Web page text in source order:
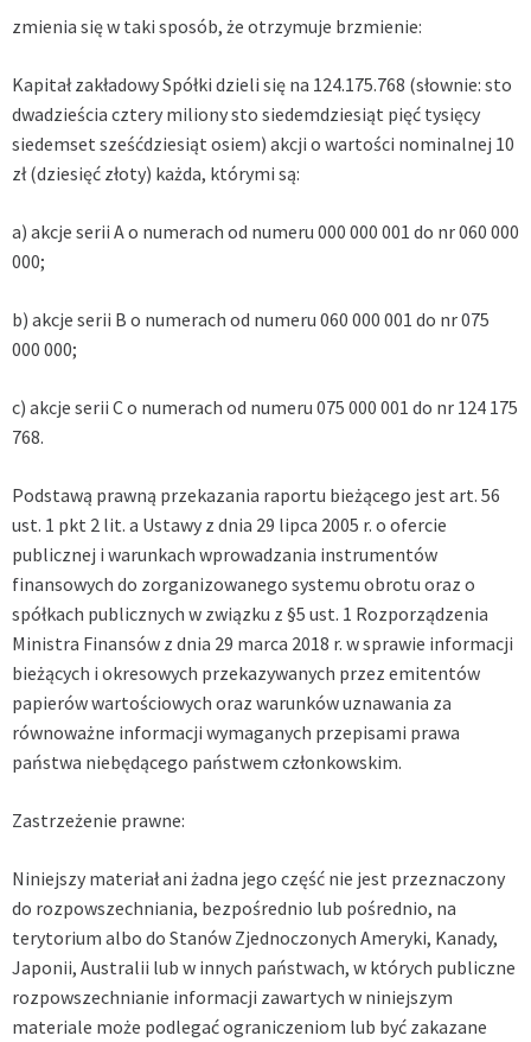
zmienia się w taki sposób, że otrzymuje brzmienie:
Kapitał zakładowy Spółki dzieli się na 124.175.768 (słownie: sto
dwadzieścia cztery miliony sto siedemdziesiąt pięć tysięcy
siedemset sześćdziesiąt osiem) akcji o wartości nominalnej 10
zł (dziesięć złoty) każda, którymi są:
a) akcje serii A o numerach od numeru 000 000 001 do nr 060 000
000;
b) akcje serii B o numerach od numeru 060 000 001 do nr 075
000 000;
c) akcje serii C o numerach od numeru 075 000 001 do nr 124 175
768.
Podstawą prawną przekazania raportu bieżącego jest art. 56
ust. 1 pkt 2 lit. a Ustawy z dnia 29 lipca 2005 r. o ofercie
publicznej i warunkach wprowadzania instrumentów
finansowych do zorganizowanego systemu obrotu oraz o
spółkach publicznych w związku z §5 ust. 1 Rozporządzenia
Ministra Finansów z dnia 29 marca 2018 r. w sprawie informacji
bieżących i okresowych przekazywanych przez emitentów
papierów wartościowych oraz warunków uznawania za
równoważne informacji wymaganych przepisami prawa
państwa niebędącego państwem członkowskim.
Zastrzeżenie prawne:
Niniejszy materiał ani żadna jego część nie jest przeznaczony
do rozpowszechniania, bezpośrednio lub pośrednio, na
terytorium albo do Stanów Zjednoczonych Ameryki, Kanady,
Japonii, Australii lub w innych państwach, w których publiczne
rozpowszechnianie informacji zawartych w niniejszym
materiale może podlegać ograniczeniom lub być zakazane